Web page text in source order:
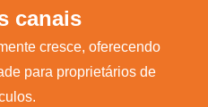
canais
cresce, oferecendo
para proprietários de